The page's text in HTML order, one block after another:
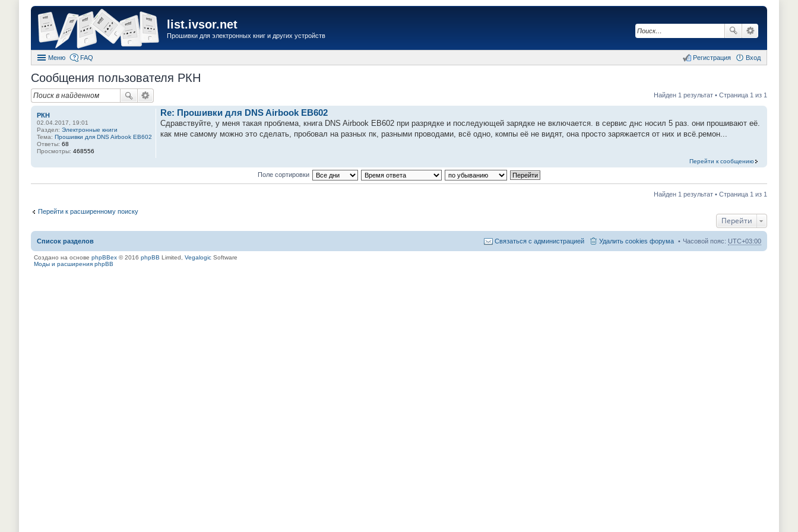
list.ivsor.net
Прошивки для электронных книг и других устройств
Меню FAQ Вход
Регистрация
Сообщения пользователя РКН
Найден 1 результат • Страница 1 из 1
РКН
02.04.2017, 19:01
Раздел: Электронные книги
Тема: Прошивки для DNS Airbook EB602
Ответы: 68
Просмотры: 468556
Re: Прошивки для DNS Airbook EB602
Сдравствуйте, у меня такая проблема, книга DNS Airbook EB602 при разрядке и последующей зарядке не включается. в сервис днс носил 5 раз. они прошивают её.
как мне самому можно это сделать, пробовал на разных пк, разными проводами, всё одно, компы её не видят, она просто заряжается от них и всё.ремон...
Перейти к сообщению
Поле сортировки
Найден 1 результат • Страница 1 из 1
Перейти к расширенному поиску
Перейти
Список разделов Часовой пояс: UTC+03:00
Удалить cookies форума
Связаться с администрацией
Создано на основе phpBBex © 2016 phpBB Limited, Vegalogic Software
Моды и расширения phpBB